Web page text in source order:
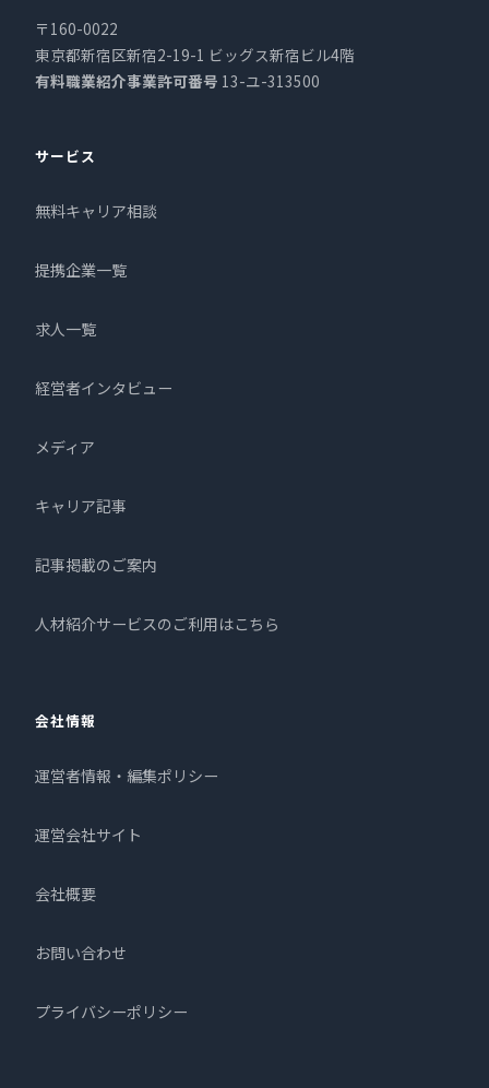
〒160-0022
東京都新宿区新宿2-19-1 ビッグス新宿ビル4階
有料職業紹介事業許可番号 13-ユ-313500
サービス
無料キャリア相談
提携企業一覧
求人一覧
経営者インタビュー
メディア
キャリア記事
記事掲載のご案内
人材紹介サービスのご利用はこちら
会社情報
運営者情報・編集ポリシー
運営会社サイト
会社概要
お問い合わせ
プライバシーポリシー